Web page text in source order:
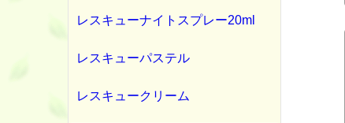
レスキューナイトスプレー20ml
レスキューパステル
レスキュークリーム